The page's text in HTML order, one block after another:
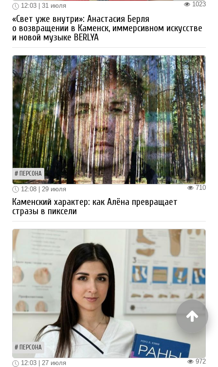
1023
12:03 | 31 июля
«Свет уже внутри»: Анастасия Берля
о возвращении в Каменск, иммерсивном искусстве
и новой музыке BERLYA
ПЕРСОНА
710
12:08 | 29 июля
Каменский характер: как Алёна превращает
стразы в пиксели
ПЕРСОНА
972
12:03 | 27 июля